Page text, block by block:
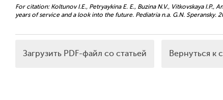
For citation: Koltunov I.E., Petryaykina E. E., Buzina N.V., Vitkovskaya I.P.,
years of service and a look into the future. Pediatria n.a. G.N. Speransky.
Загрузить PDF-файл со статьей Вернуться к